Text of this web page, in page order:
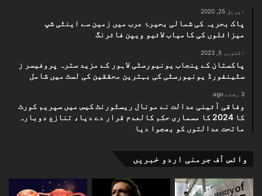
اپریل 25, 2020
پاک بحریہ کی شمالی بحیرۂ عرب میں زمین سے اینٹی شپ
میزائلوں کی کامیاب لائیو ویپن فائرنگ
اکتوبر 5, 2023
پاکستان کے پنجاب یونیورسٹی لاہور کے مزید سترہ پروفیسر ز
سٹینفورڈ یونیورسٹی کی بہترین محققین کی لسٹ میں شامل
3 ہفتے ago
وفاقی آئینی عدالت نے مونال ریسٹورنٹ کیس میں سپریم کورٹ
کا 2024 کا مسماری حکم کالعدم قرار دے دیا، تنازع دوبارہ
ماتحت عدالتوں کو بھجوا دیا
وائس آف جرمنی اردو خبریں